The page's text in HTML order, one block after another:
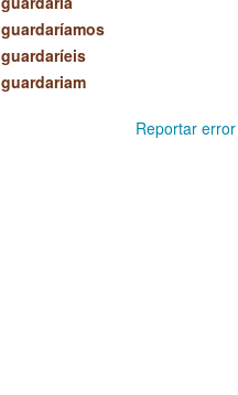
guardaríamos
guardaríeis
guardariam
Reportar error